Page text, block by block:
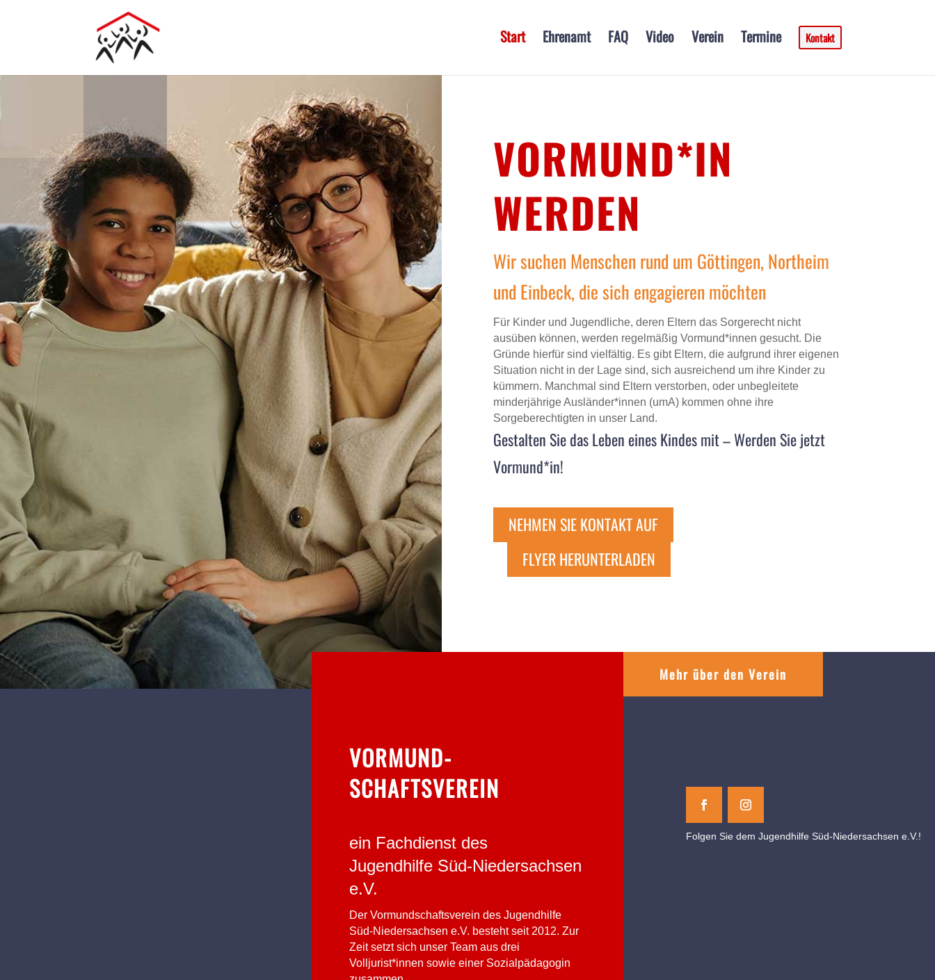
Start Ehrenamt FAQ Video Verein Termine Kontakt
VORMUND*IN
WERDEN
Wir suchen Menschen rund um Göttingen, Northeim
und Einbeck, die sich engagieren möchten
Für Kinder und Jugendliche, deren Eltern das Sorgerecht nicht
ausüben können, werden regelmäßig Vormund*innen gesucht. Die
Gründe hierfür sind vielfältig. Es gibt Eltern, die aufgrund ihrer eigenen
Situation nicht in der Lage sind, sich ausreichend um ihre Kinder zu
kümmern. Manchmal sind Eltern verstorben, oder unbegleitete
minderjährige Ausländer*innen (umA) kommen ohne ihre
Sorgeberechtigten in unser Land.
Gestalten Sie das Leben eines Kindes mit – Werden Sie jetzt
Vormund*in!
NEHMEN SIE KONTAKT AUF
FLYER HERUNTERLADEN
VORMUND­
SCHAFTSVEREIN
ein Fachdienst des
Jugendhilfe Süd-Niedersachsen
e.V.
Der Vormundschaftsverein des Jugendhilfe
Süd-Niedersachsen e.V. besteht seit 2012. Zur
Zeit setzt sich unser Team aus drei
Volljurist*innen sowie einer Sozialpädagogin
Mehr über den Verein
Folgen Sie dem Jugendhilfe Süd-Niedersachsen e.V.!